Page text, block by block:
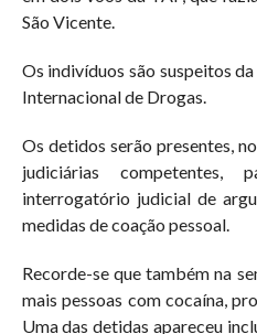
São Vicente.
Os indivíduos são suspeitos
Internacional de Drogas.
Os detidos serão presentes,
judiciárias
interrogatório judicial de
medidas de coação pessoal.
Recorde-se que também na
mais pessoas com cocaína,
Uma das detidas apareceu